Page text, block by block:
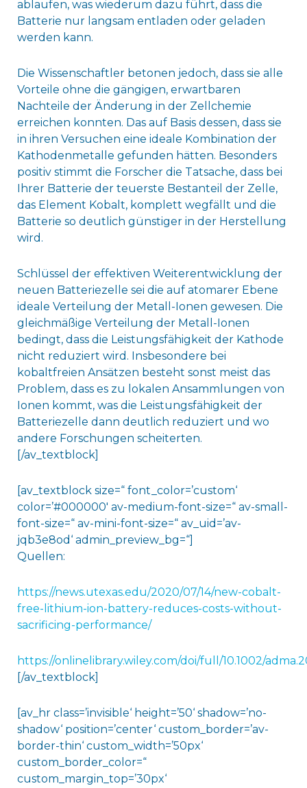
ablaufen, was wiederum dazu führt, dass die
Batterie nur langsam entladen oder geladen
werden kann.
Die Wissenschaftler betonen jedoch, dass sie alle
Vorteile ohne die gängigen, erwartbaren
Nachteile der Änderung in der Zellchemie
erreichen konnten. Das auf Basis dessen, dass sie
in ihren Versuchen eine ideale Kombination der
Kathodenmetalle gefunden hätten. Besonders
positiv stimmt die Forscher die Tatsache, dass bei
Ihrer Batterie der teuerste Bestanteil der Zelle,
das Element Kobalt, komplett wegfällt und die
Batterie so deutlich günstiger in der Herstellung
wird.
Schlüssel der effektiven Weiterentwicklung der
neuen Batteriezelle sei die auf atomarer Ebene
ideale Verteilung der Metall-Ionen gewesen. Die
gleichmäßige Verteilung der Metall-Ionen
bedingt, dass die Leistungsfähigkeit der Kathode
nicht reduziert wird. Insbesondere bei
kobaltfreien Ansätzen besteht sonst meist das
Problem, dass es zu lokalen Ansammlungen von
Ionen kommt, was die Leistungsfähigkeit der
Batteriezelle dann deutlich reduziert und wo
andere Forschungen scheiterten.
[/av_textblock]
[av_textblock size=“ font_color=’custom‘
color=’#000000′ av-medium-font-size=“ av-small-
font-size=“ av-mini-font-size=“ av_uid=’av-
jqb3e8od‘ admin_preview_bg=“]
Quellen:
https://news.utexas.edu/2020/07/14/new-cobalt-
free-lithium-ion-battery-reduces-costs-without-
sacrificing-performance/
https://onlinelibrary.wiley.com/doi/full/10.1002/
[/av_textblock]
[av_hr class=’invisible‘ height=’50‘ shadow=’no-
shadow‘ position=’center‘ custom_border=’av-
border-thin‘ custom_width=’50px‘
custom_border_color=“
custom_margin_top=’30px‘